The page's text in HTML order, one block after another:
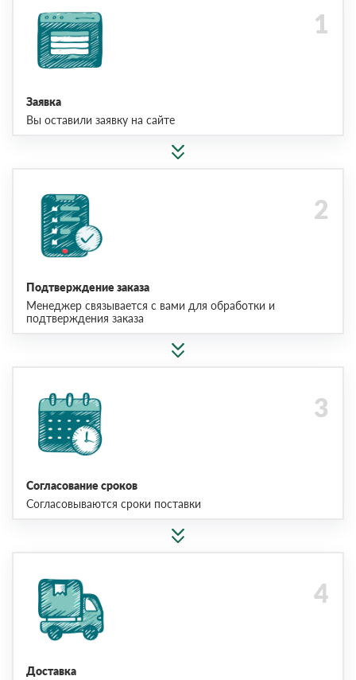
Заявка
Вы оставили заявку на сайте
Подтверждение заказа
Менеджер связывается с вами для обработки и
подтверждения заказа
Согласование сроков
Согласовываются сроки поставки
Доставка